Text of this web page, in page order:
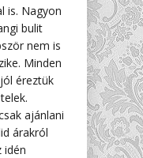
is. Nagyon
bulit
nem is
Minden
éreztük
ajánlani
árakról
idén